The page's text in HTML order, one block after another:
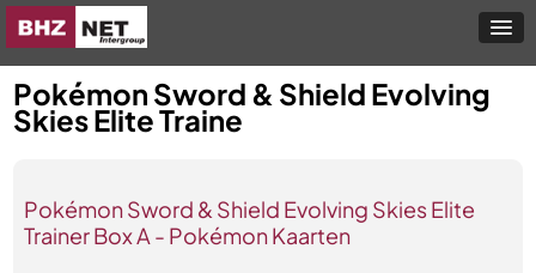
Pokémon Sword & Shield Evolving
Skies Elite Traine
Pokémon Sword & Shield Evolving Skies Elite
Trainer Box A - Pokémon Kaarten